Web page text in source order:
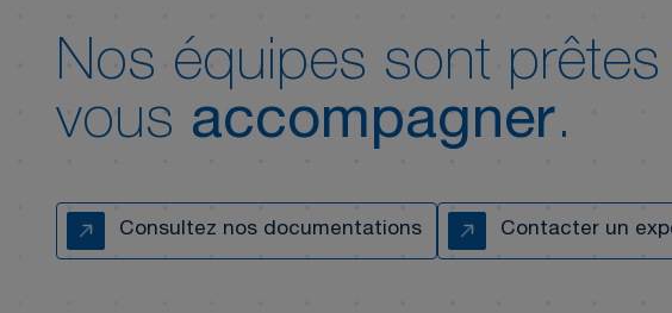
Nos équipes sont prêtes
vous accompagner.
Consultez nos documentations Contacter un